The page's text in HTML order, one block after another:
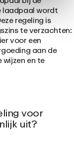
laadpaal wordt
regeling is
te verzachten:
voor een
aan de
en te
voor
uit?